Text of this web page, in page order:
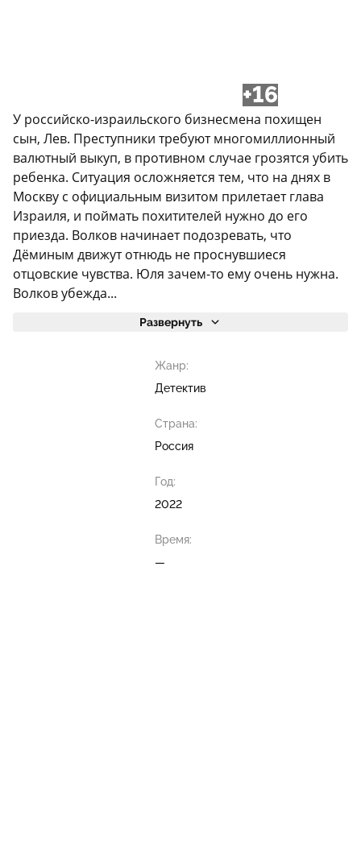
+16
У российско-израильского бизнесмена похищен
сын, Лев. Преступники требуют многомиллионный
валютный выкуп, в противном случае грозятся убить
ребенка. Ситуация осложняется тем, что на днях в
Москву с официальным визитом прилетает глава
Израиля, и поймать похитителей нужно до его
приезда. Волков начинает подозревать, что
Дёминым движут отнюдь не проснувшиеся
отцовские чувства. Юля зачем-то ему очень нужна.
Волков убежда...
Развернуть
Жанр:
Детектив
Страна:
Россия
Год:
2022
Время:
—